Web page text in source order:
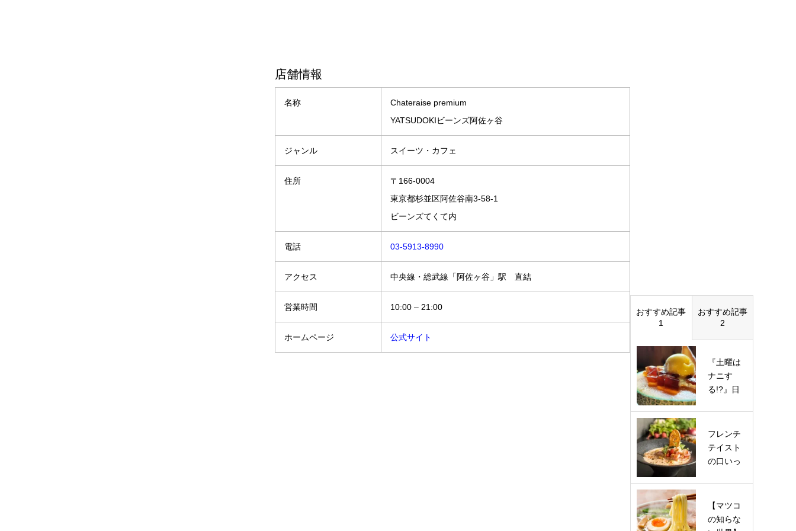
店舗情報
名称
Chateraise premium
YATSUDOKIビーンズ阿佐ヶ谷
ジャンル スイーツ・カフェ
住所
〒166-0004
東京都杉並区阿佐谷南3-58-1
ビーンズてくて内
電話 03-5913-8990
アクセス 中央線・総武線「阿佐ヶ谷」駅 直結
営業時間 10:00 – 21:00
ホームページ 公式サイト
おすすめ記事
1
おすすめ記事
2
『土曜は
ナニす
る!?』日
ぷ！で瀬
戸…
フレンチ
テイスト
の口いっ
が広が
る…
【マツコ
の知らな